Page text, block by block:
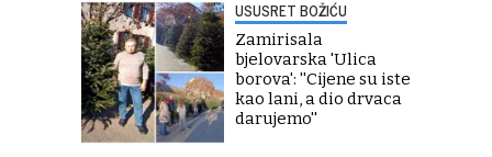
USUSRET BOŽIĆU
Zamirisala
bjelovarska 'Ulica
borova': ''Cijene su iste
kao lani, a dio drvaca
darujemo''